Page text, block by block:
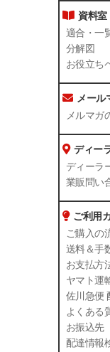
資料室
適合・一
分解図
お役立ち
メール
メルマガ
ディー
ディーラ
業販問い
ご利用
ご購入の
送料＆手
お支払方
ヤマト運
佐川急便
よくある
お振込先
配達情報